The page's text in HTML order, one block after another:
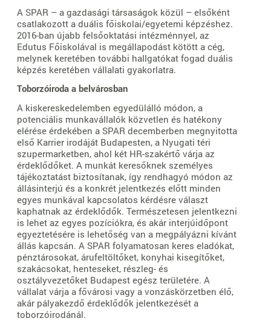
A SPAR – a gazdasági társaságok közül – elsőként
csatlakozott a duális főiskolai/egyetemi képzéshez.
2016-ban újabb felsőoktatási intézménnyel, az
Edutus Főiskolával is megállapodást kötött a cég,
melynek keretében további hallgatókat fogad duális
képzés keretében vállalati gyakorlatra.
Toborzóiroda a belvárosban
A kiskereskedelemben egyedülálló módon, a
potenciális munkavállalók közvetlen és hatékony
elérése érdekében a SPAR decemberben megnyitotta
első Karrier irodáját Budapesten, a Nyugati téri
szupermarketben, ahol két HR-szakértő várja az
érdeklődőket. A munkát keresőknek személyes
tájékoztatást biztosítanak, így rendhagyó módon az
állásinterjú és a konkrét jelentkezés előtt minden
egyes munkával kapcsolatos kérdésre választ
kaphatnak az érdeklődők. Természetesen jelentkezni
is lehet az egyes pozíciókra, és akár interjúidőpont
egyeztetésére is lehetőség van a megpályázni kívánt
állás kapcsán. A SPAR folyamatosan keres eladókat,
pénztárosokat, árufeltöltőket, konyhai kisegítőket,
szakácsokat, henteseket, részleg- és
osztályvezetőket Budapest egész területére. A
vállalat várja a fővárosi vagy a vonzáskörzetben élő,
akár pályakezdő érdeklődők jelentkezését a
toborzóirodánál.